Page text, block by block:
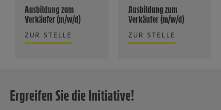
Ausbildung zum
Verkäufer (m/w/d)
ZUR STELLE
Ausbildung zum
Verkäufer (m/w/d)
ZUR STELLE
Ergreifen Sie die Initiative!